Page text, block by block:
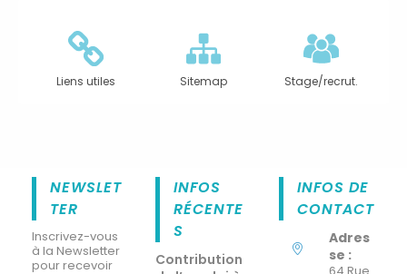
Liens utiles Sitemap Stage/recrut.
NEWSLET
TER
Inscrivez-vous
à la Newsletter
pour recevoir
INFOS
RÉCENTE
S
Contribution
INFOS DE
CONTACT
Adres
se :